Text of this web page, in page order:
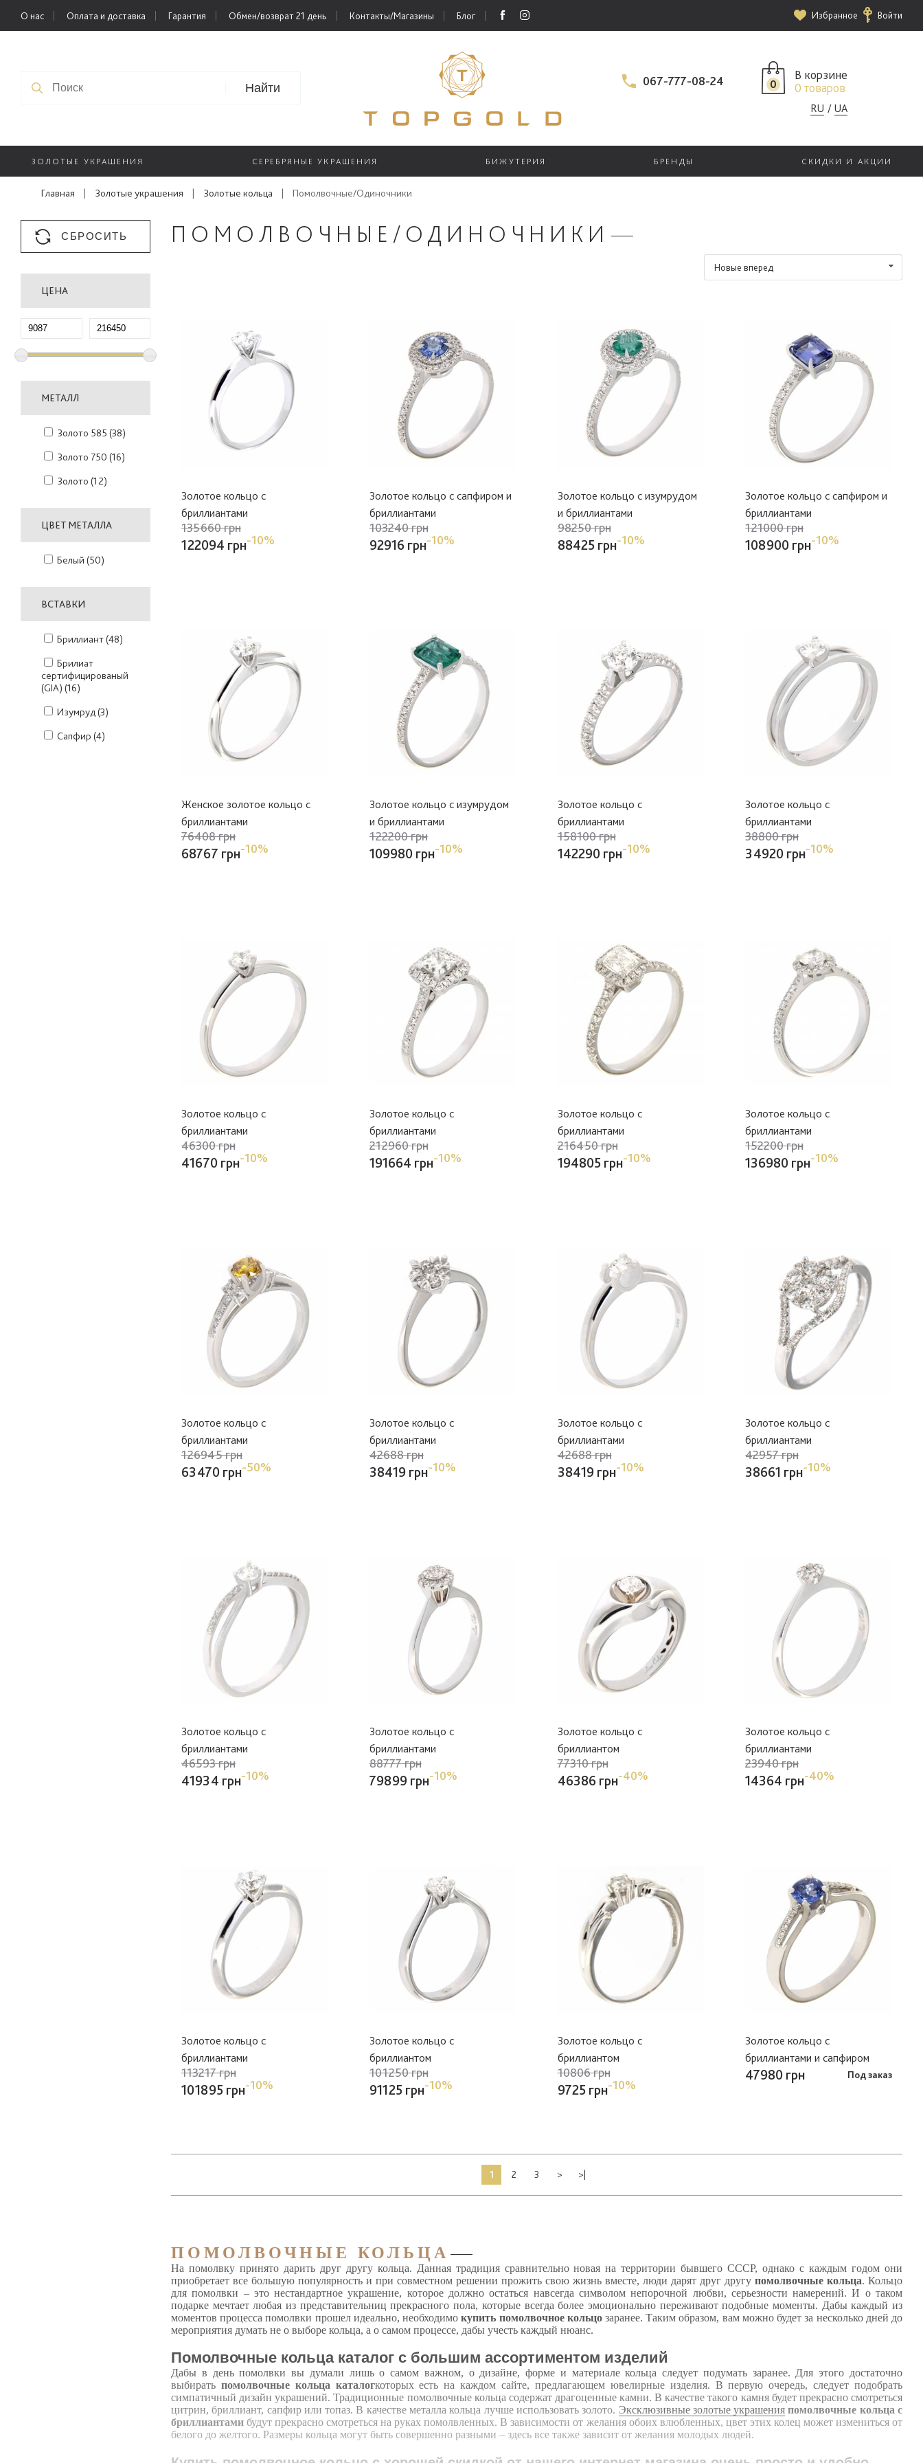
О нас Оплата и доставка Гарантия Обмен/возврат 21 день Контакты/Магазины Блог Избранное Войти
Найти 067-777-08-24 0
В корзине
0 товаров
RU UA
ЗОЛОТЫЕ УКРАШЕНИЯ СЕРЕБРЯНЫЕ УКРАШЕНИЯ БИЖУТЕРИЯ БРЕНДЫ СКИДКИ И АКЦИИ
Главная | Золотые украшения | Золотые кольца | Помолвочные/Одиночники
СБРОСИТЬ
ЦЕНА
МЕТАЛЛ
Золото 585 (38)
Золото 750 (16)
Золото (12)
ЦВЕТ МЕТАЛЛА
Белый (50)
ВСТАВКИ
Бриллиант(48)
Брилиат
сертифицированый
(GIA) (16)
Изумруд(3)
Сапфир (4)
ПОМОЛВОЧНЫЕ/ОДИНОЧНИКИ
Новые вперед
Золотое кольцо с
бриллиантами
135660 грн
122094 грн-10%
Золотое кольцо с сапфиром и
бриллиантами
103240 грн
92916 грн-10%
Золотое кольцо с изумрудом
и бриллиантами
98250 грн
88425 грн-10%
Золотое кольцо с сапфиром и
бриллиантами
121000 грн
108900 грн-10%
Женское золотое кольцо с
бриллиантами
76408 грн
68767 грн-10%
Золотое кольцо с изумрудом
и бриллиантами
122200 грн
109980 грн-10%
Золотое кольцо с
бриллиантами
158100 грн
142290 грн-10%
Золотое кольцо с
бриллиантами
38800 грн
34920 грн-10%
Золотое кольцо с
бриллиантами
46300 грн
41670 грн-10%
Золотое кольцо с
бриллиантами
212960 грн
191664 грн-10%
Золотое кольцо с
бриллиантами
216450 грн
194805 грн-10%
Золотое кольцо с
бриллиантами
152200 грн
136980 грн-10%
Золотое кольцо с
бриллиантами
126945 грн
63470 грн-50%
Золотое кольцо с
бриллиантами
42688 грн
38419 грн-10%
Золотое кольцо с
бриллиантами
42688 грн
38419 грн-10%
Золотое кольцо с
бриллиантами
42957 грн
38661 грн-10%
Золотое кольцо с
бриллиантами
46593 грн
41934 грн-10%
Золотое кольцо с
бриллиантами
88777 грн
79899 грн-10%
Золотое кольцо с
бриллиантом
77310 грн
46386 грн-40%
Золотое кольцо с
бриллиантами
23940 грн
14364 грн-40%
Золотое кольцо с
бриллиантами
113217 грн
101895 грн-10%
Золотое кольцо с
бриллиантом
101250 грн
91125 грн-10%
Золотое кольцо с
бриллиантом
10806 грн
9725 грн-10%
Золотое кольцо с
бриллиантами и сапфиром
47980 грн Под заказ
1 2 3 > >|
ПОМОЛВОЧНЫЕ КОЛЬЦА
На помолвку принято дарить друг другу кольца. Данная традиция сравнительно новая на территории бывшего СССР, однако с каждым годом они
приобретает все большую популярность и при совместном решении прожить свою жизнь вместе, люди дарят друг другу помолвочные кольца. Кольцо
для помолвки – это нестандартное украшение, которое должно остаться навсегда символом непорочной любви, серьезности намерений. И о таком
подарке мечтает любая из представительниц прекрасного пола, которые всегда более эмоционально переживают подобные моменты. Дабы каждый из
моментов процесса помолвки прошел идеально, необходимокупить помолвочное кольцозаранее. Таким образом, вам можно будет за несколько дней до
мероприятия думать не о выборе кольца, а о самом процессе, дабы учесть каждый нюанс.
Помолвочные кольца каталог с большим ассортиментом изделий
Дабы в день помолвки вы думали лишь о самом важном, о дизайне, форме и материале кольца следует подумать заранее. Для этого достаточно
выбирать помолвочные кольца каталогкоторых есть на каждом сайте, предлагающем ювелирные изделия. В первую очередь, следует подобрать
симпатичный дизайн украшений. Традиционные помолвочные кольца содержат драгоценные камни. В качестве такого камня будет прекрасно смотреться
цитрин, бриллиант, сапфир или топаз. В качестве металла кольца лучше использовать золото. Эксклюзивные золотые украшения помолвочные кольца с
бриллиантами будут прекрасно смотреться на руках помолвленных. В зависимости от желания обоих влюбленных, цвет этих колец может измениться от
белого до желтого. Размеры кольца могут быть совершенно разными – здесь все также зависит от желания молодых людей.